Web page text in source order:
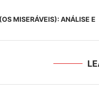
MISERÁVEIS): ANÁLISE E